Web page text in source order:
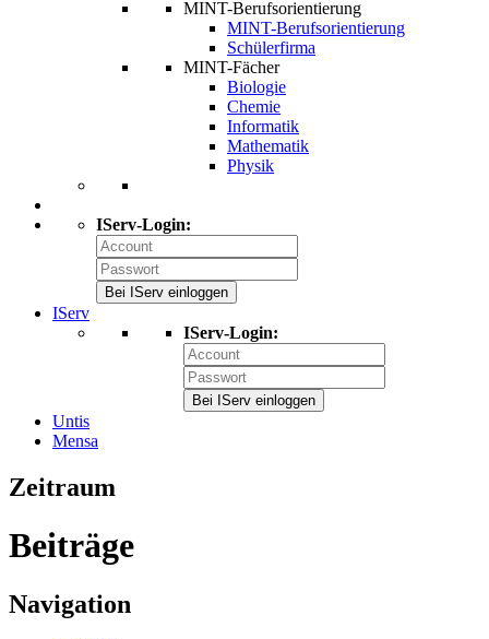
MINT-Berufsorientierung
MINT-Berufsorientierung
Schülerfirma
MINT-Fächer
Biologie
Chemie
Informatik
Mathematik
Physik
IServ-Login:
Bei IServ einloggen
IServ
IServ-Login:
Bei IServ einloggen
Untis
Mensa
Zeitraum
Beiträge
Navigation